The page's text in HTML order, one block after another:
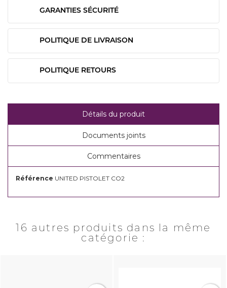
GARANTIES SÉCURITÉ
POLITIQUE DE LIVRAISON
POLITIQUE RETOURS
Détails du produit
Documents joints
Commentaires
Référence UNITED PISTOLET CO2
16 autres produits dans la même
catégorie :